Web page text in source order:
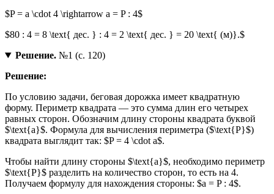
$P = a \cdot 4 \rightarrow a = P : 4$
$80 : 4 = 8 \text{ дес. } : 4 = 2 \text{ дес. } = 20 \text{ (м)}.$
Решение.№1 (с. 120)
Решение:
По условию задачи, беговая дорожка имеет квадратную
форму. Периметр квадрата — это сумма длин его четырех
равных сторон. Обозначим длину стороны квадрата буквой
$\text{a}$. Формула для вычисления периметра ($\text{P}$)
квадрата выглядит так: $P = 4 \cdot a$.
Чтобы найти длину стороны $\text{a}$, необходимо периметр
$\text{P}$ разделить на количество сторон, то есть на 4.
Получаем формулу для нахождения стороны: $a = P : 4$.